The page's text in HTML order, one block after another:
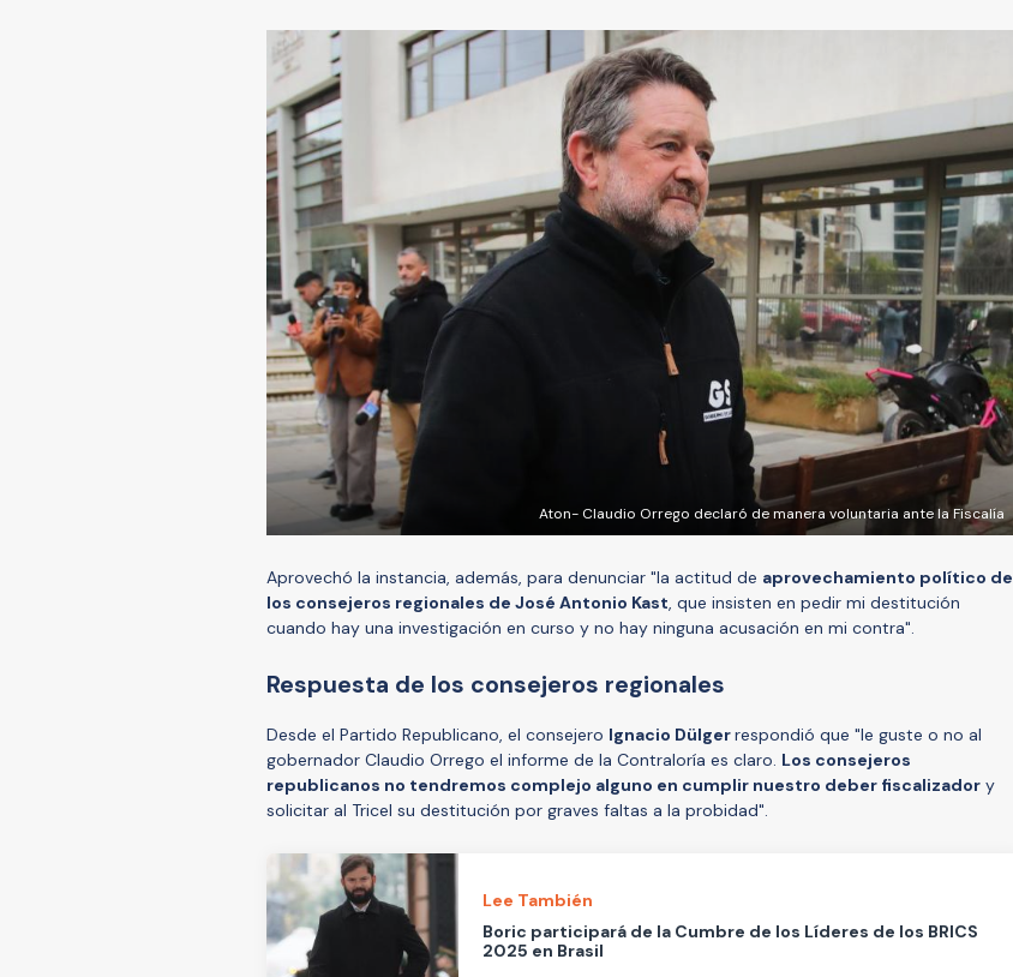
Aton- Claudio Orrego declaró de manera voluntaria ante la Fiscalía
Aprovechó la instancia, además, para denunciar "la actitud de aprovechamiento político de
los consejeros regionales de José Antonio Kast, que insisten en pedir mi destitución
cuando hay una investigación en curso y no hay ninguna acusación en mi contra".
Respuesta de los consejeros regionales
Desde el Partido Republicano, el consejero Ignacio Dülgerrespondió que "le guste o no al
gobernador Claudio Orrego el informe de la Contraloría es claro. Los consejeros
republicanos no tendremos complejo alguno en cumplir nuestro deber fiscalizador y
solicitar al Tricel su destitución por graves faltas a la probidad".
Lee También
Boric participará de la Cumbre de los Líderes de los BRICS
2025 en Brasil